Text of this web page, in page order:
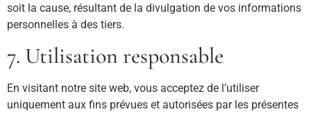
soit la cause, résultant de la divulgation de vos informations
personnelles à des tiers.
7. Utilisation responsable
En visitant notre site web, vous acceptez de l’utiliser
uniquement aux fins prévues et autorisées par les présentes